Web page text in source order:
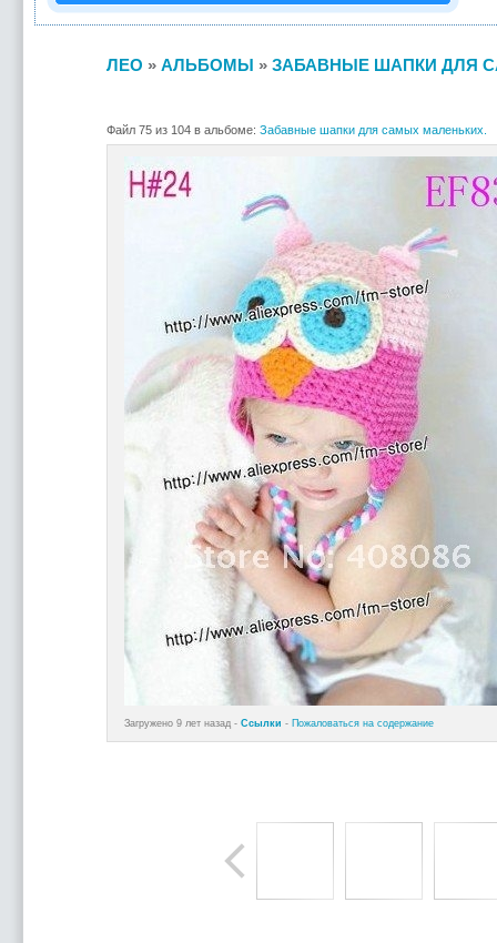
ЛЕО » АЛЬБОМЫ » ЗАБАВНЫЕ ШАПКИ ДЛЯ
Файл 75 из 104 в альбоме: Забавные шапки для самых маленьких.
Загружено 9 лет назад - Ссылки - Пожаловаться на содержание